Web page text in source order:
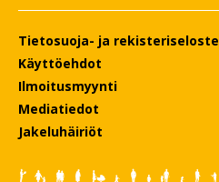
Tietosuoja- ja rekisteriseloste
Käyttöehdot
Ilmoitusmyynti
Mediatiedot
Jakeluhäiriöt